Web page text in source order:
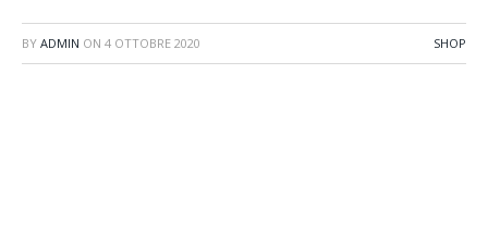
BY ADMIN ON 4 OTTOBRE 2020 SHOP